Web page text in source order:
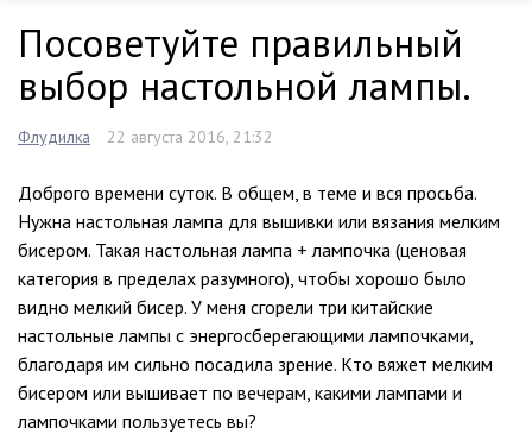
Посоветуйте правильный
выбор настольной лампы.
Флудилка 22 августа 2016, 21:32
Доброго времени суток. В общем, в теме и вся просьба.
Нужна настольная лампа для вышивки или вязания мелким
бисером. Такая настольная лампа + лампочка (ценовая
категория в пределах разумного), чтобы хорошо было
видно мелкий бисер. У меня сгорели три китайские
настольные лампы с энергосберегающими лампочками,
благодаря им сильно посадила зрение. Кто вяжет мелким
бисером или вышивает по вечерам, какими лампами и
лампочками пользуетесь вы?